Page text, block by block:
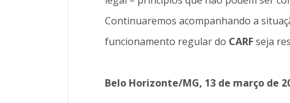
Continuaremos acompanhando a
funcionamento regular do CARFseja
Belo Horizonte/MG, 13 de março de